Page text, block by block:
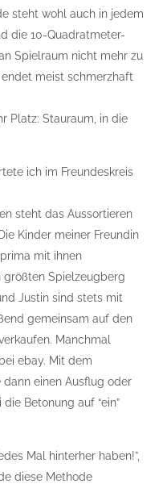
steht wohl auch in jedem
die 10-Quadratmeter-
Spielraum nicht mehr zu
meist schmerzhaft
Platz: Stauraum, in die
ich im Freundeskreis
steht das Aussortieren
Kinder meiner Freundin
mit ihnen
größten Spielzeugberg
Justin sind stets mit
gemeinsam auf den
Manchmal
ebay. Mit dem
einen Ausflug oder
Betonung auf “ein”
Mal hinterher haben!”,
diese Methode